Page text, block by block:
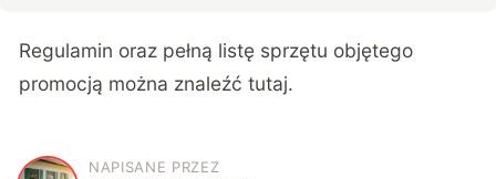
Regulamin oraz pełną listę sprzętu objętego
promocją można znaleźć tutaj.
NAPISANE PRZEZ